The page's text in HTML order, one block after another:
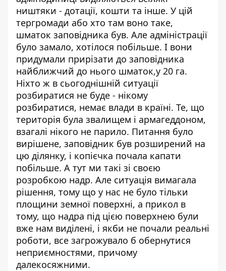
ништяки - дотації, кошти та інше. У цій
тергромади або хто там воно таке,
шматок заповідника був. Але адміністрації
було замало, хотілося побільше. І вони
придумали прирізати до заповідника
найближчий до нього шматок,у 20 га.
Ніхто ж в сьогоднішній ситуації
розбиратися не буде - нікому
розбиратися, немає влади в країні. Те, що
територія була звалищем і армагеддоном,
взагалі нікого не парило. Питання було
вирішене, заповідник був розширений на
цю ділянку, і копієчка почала капати
побільше. А тут ми такі зі своєю
розробкою надр. Але ситуація вимагала
рішення, тому що у нас не було тільки
площини земної поверхні, а прикол в
тому, що надра під цією поверхнею були
вже нам виділені, і якби не почали реальні
роботи, все загрожувало б обернутися
неприємностями, причому
далекосяжними.